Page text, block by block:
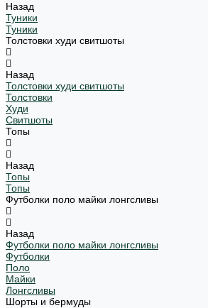
Назад
Туники
Туники
Толстовки худи свитшоты
Назад
Толстовки худи свитшоты
Толстовки
Худи
Свитшоты
Топы
Назад
Топы
Топы
Футболки поло майки лонгсливы
Назад
Футболки поло майки лонгсливы
Футболки
Поло
Майки
Лонгсливы
Шорты и бермуды